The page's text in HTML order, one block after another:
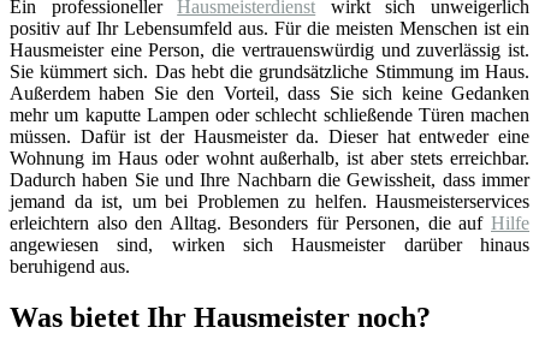
Ein professionellerHausmeisterdienst wirkt sich unweigerlich
positiv auf Ihr Lebensumfeld aus. Für die meisten Menschen ist ein
Hausmeister eine Person, die vertrauenswürdig und zuverlässig ist.
Sie kümmert sich. Das hebt die grundsätzliche Stimmung im Haus.
Außerdem haben Sie den Vorteil, dass Sie sich keine Gedanken
mehr um kaputte Lampen oder schlecht schließende Türen machen
müssen. Dafür ist der Hausmeister da. Dieser hat entweder eine
Wohnung im Haus oder wohnt außerhalb, ist aber stets erreichbar.
Dadurch haben Sie und Ihre Nachbarn die Gewissheit, dass immer
jemand da ist, um bei Problemen zu helfen. Hausmeisterservices
erleichtern also den Alltag. Besonders für Personen, die auf Hilfe
angewiesen sind, wirken sich Hausmeister darüber hinaus
beruhigend aus.
Was bietet Ihr Hausmeister noch?